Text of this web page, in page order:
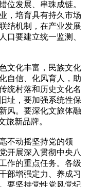
位发展、串珠成链。
，培育具有持久市场
结机制，在产业发展
口要建立统一监测、
文化丰富，民族文化
自信、化风育人，助
统村落和历史文化名
址，要加强系统性保
风。要深化文旅体融
旅新品牌。
不动摇坚持党的领
开展深入贯彻中央八
作的重点任务。各级
部增强定力、养成习
要坚持党性党风党纪